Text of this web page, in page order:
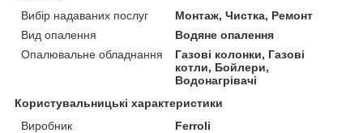
Вибір надаваних послуг
Монтаж, Чистка, Ремонт
Вид опалення
Водяне опалення
Опалювальне обладнання
Газові колонки, Газові
котли, Бойлери,
Водонагрівачі
Користувальницькі характеристики
Виробник
Ferroli